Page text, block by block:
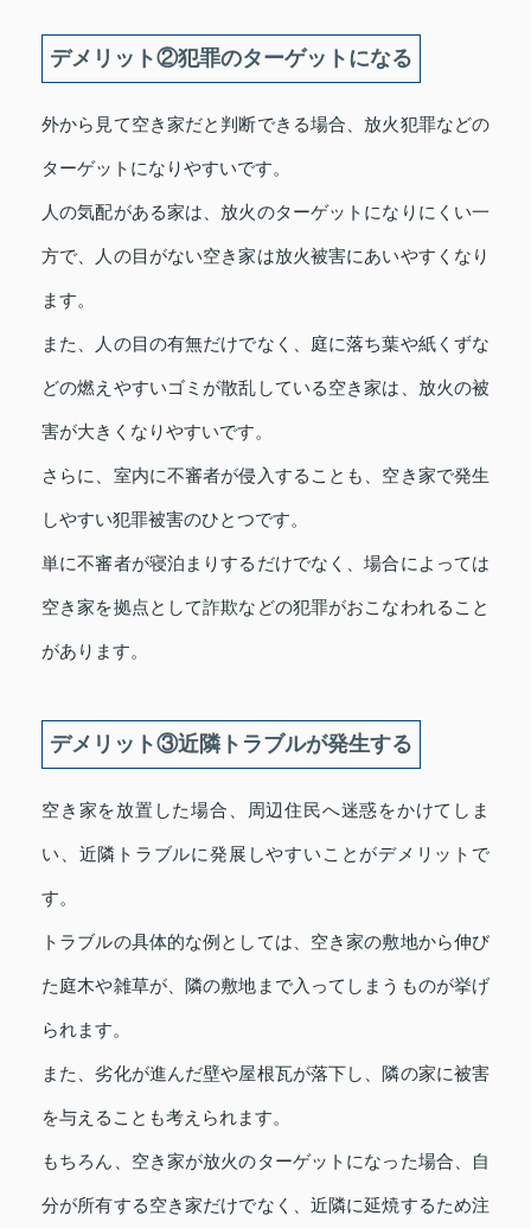
デメリット②犯罪のターゲットになる
外から見て空き家だと判断できる場合、放火犯罪などの
ターゲットになりやすいです。
人の気配がある家は、放火のターゲットになりにくい一
方で、人の目がない空き家は放火被害にあいやすくなり
ます。
また、人の目の有無だけでなく、庭に落ち葉や紙くずな
どの燃えやすいゴミが散乱している空き家は、放火の被
害が大きくなりやすいです。
さらに、室内に不審者が侵入することも、空き家で発生
しやすい犯罪被害のひとつです。
単に不審者が寝泊まりするだけでなく、場合によっては
空き家を拠点として詐欺などの犯罪がおこなわれること
があります。
デメリット③近隣トラブルが発生する
空き家を放置した場合、周辺住民へ迷惑をかけてしま
い、近隣トラブルに発展しやすいことがデメリットで
す。
トラブルの具体的な例としては、空き家の敷地から伸び
た庭木や雑草が、隣の敷地まで入ってしまうものが挙げ
られます。
また、劣化が進んだ壁や屋根瓦が落下し、隣の家に被害
を与えることも考えられます。
もちろん、空き家が放火のターゲットになった場合、自
分が所有する空き家だけでなく、近隣に延焼するため注